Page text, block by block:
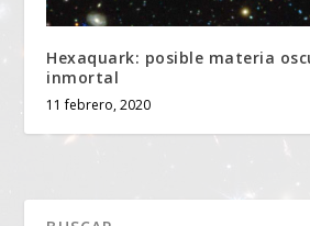
Hexaquark: posible materia
inmortal
11 febrero, 2020